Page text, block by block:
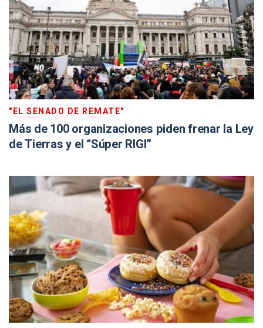
"EL SENADO DE REMATE"
Más de 100 organizaciones piden frenar la Ley
de Tierras y el “Súper RIGI”